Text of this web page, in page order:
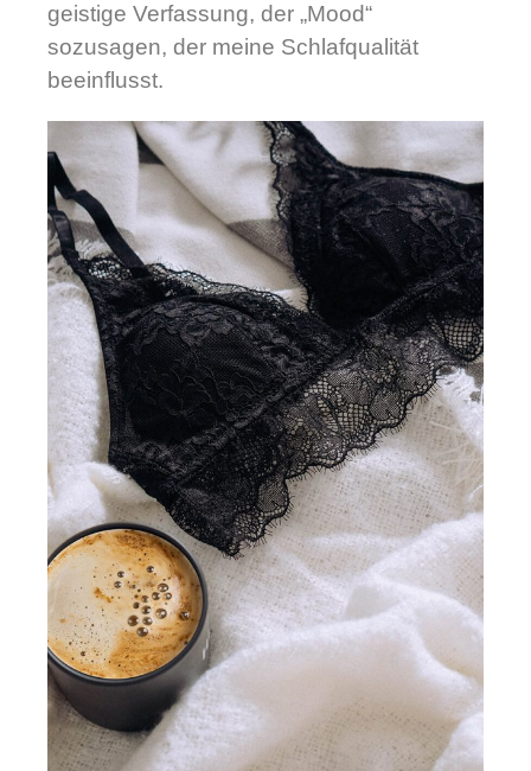
geistige Verfassung, der „Mood“
sozusagen, der meine Schlafqualität
beeinflusst.